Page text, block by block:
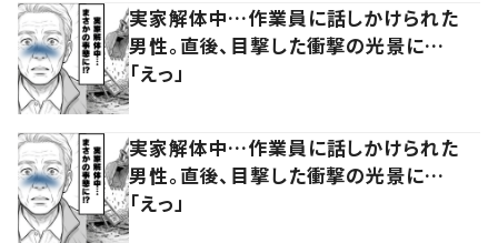
実家解体中…作業員に話しかけられた
男性。直後、目撃した衝撃の光景に…
「えっ」
実家解体中…作業員に話しかけられた
男性。直後、目撃した衝撃の光景に…
「えっ」